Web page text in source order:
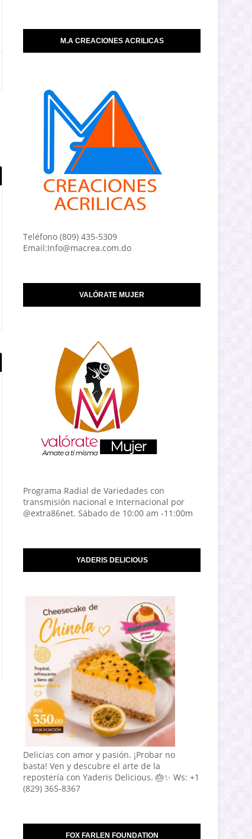
M.A CREACIONES ACRILICAS
Teléfono (809) 435-5309
Email:Info@macrea.com.do
VALÓRATE MUJER
Programa Radial de Variedades con
transmisión nacional e Internacional por
@extra86net. Sábado de 10:00 am -11:00m
YADERIS DELICIOUS
Delicias con amor y pasión. ¡Probar no
basta! Ven y descubre el arte de la
repostería con Yaderis Delicious. 🎂✨ Ws: +1
(829) 365-8367
FOX FARLEN FOUNDATION